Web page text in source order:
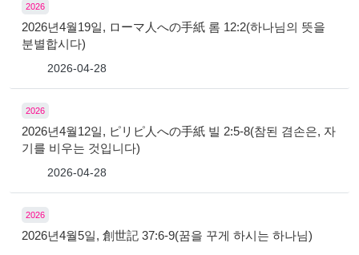
2026
2026년4월19일, ローマ人への手紙 롬 12:2(하나님의 뜻을
분별합시다)
2026-04-28
2026
2026년4월12일, ピリピ人への手紙 빌 2:5-8(참된 겸손은, 자
기를 비우는 것입니다)
2026-04-28
2026
2026년4월5일, 創世記 37:6-9(꿈을 꾸게 하시는 하나님)